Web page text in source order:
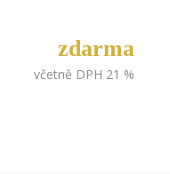
zdarma
včetně DPH 21 %